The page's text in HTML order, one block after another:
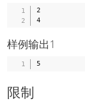
2
样例输出1
限制